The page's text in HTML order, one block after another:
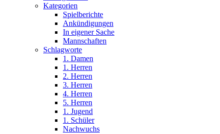
Kategorien
Spielberichte
Ankündigungen
In eigener Sache
Mannschaften
Schlagworte
1. Damen
1. Herren
2. Herren
3. Herren
4. Herren
5. Herren
1. Jugend
1. Schüler
Nachwuchs